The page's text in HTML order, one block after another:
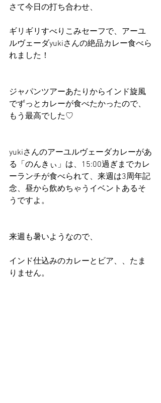
さて今日の打ち合わせ、
ギリギリすべりこみセーフで、アーユ
ルヴェーダyukiさんの絶品カレー食べら
れました！
ジャパンツアーあたりからインド旋風
でずっとカレーが食べたかったので、
もう最高でした♡
yukiさんのアーユルヴェーダカレーがあ
る「のんきぃ」は、15:00過ぎまでカレ
ーランチが食べられて、来週は3周年記
念、昼から飲めちゃうイベントあるそ
うですよ。
来週も暑いようなので、
インド仕込みのカレーとビア、、たま
りません。